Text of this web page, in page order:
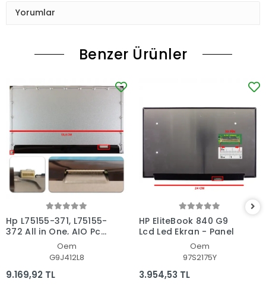
Yorumlar
Benzer Ürünler
Hp L75155-371, L75155-
372 All in One, AIO Pc
Ekran - PanelOem
G9J412L8
9.169,92 TL
HP EliteBook 840 G9
Lcd Led Ekran - Panel
Oem
97S2175Y
3.954,53 TL